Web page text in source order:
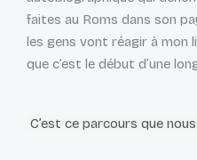
faites au Roms dans son
les gens vont réagir à mon
que c’est le début d’une
C’est ce parcours que